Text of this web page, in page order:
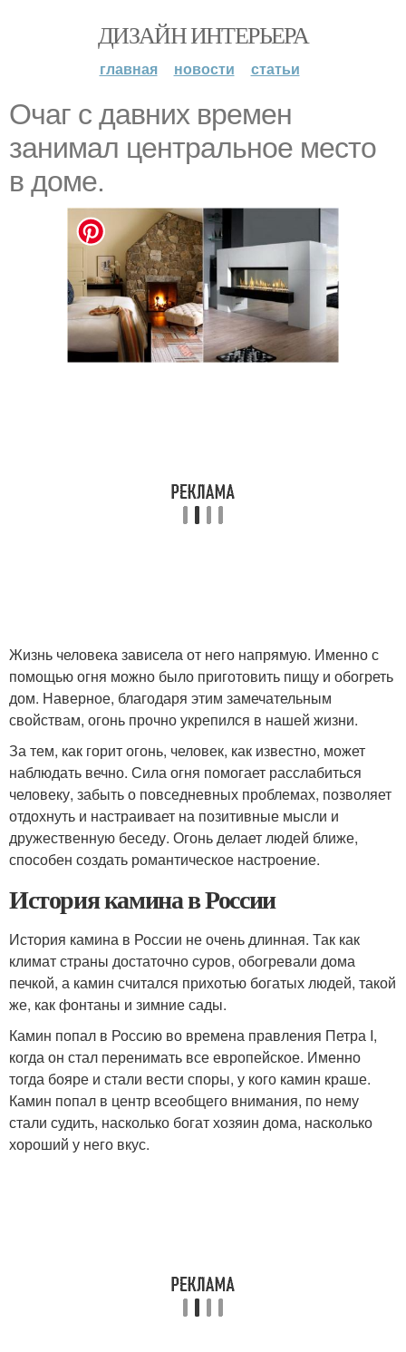
ДИЗАЙН ИНТЕРЬЕРА
главная новости статьи
Очаг с давних времен
занимал центральное место
в доме.
Жизнь человека зависела от него напрямую. Именно с
помощью огня можно было приготовить пищу и обогреть
дом. Наверное, благодаря этим замечательным
свойствам, огонь прочно укрепился в нашей жизни.
За тем, как горит огонь, человек, как известно, может
наблюдать вечно. Сила огня помогает расслабиться
человеку, забыть о повседневных проблемах, позволяет
отдохнуть и настраивает на позитивные мысли и
дружественную беседу. Огонь делает людей ближе,
способен создать романтическое настроение.
История камина в России
История камина в России не очень длинная. Так как
климат страны достаточно суров, обогревали дома
печкой, а камин считался прихотью богатых людей, такой
же, как фонтаны и зимние сады.
Камин попал в Россию во времена правления Петра I,
когда он стал перенимать все европейское. Именно
тогда бояре и стали вести споры, у кого камин краше.
Камин попал в центр всеобщего внимания, по нему
стали судить, насколько богат хозяин дома, насколько
хороший у него вкус.